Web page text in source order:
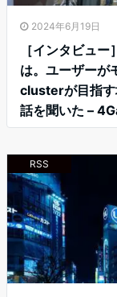
2024年6月19日
［インタビュ
は。ユーザーが
clusterが目指す
話を聞いた –
RSS